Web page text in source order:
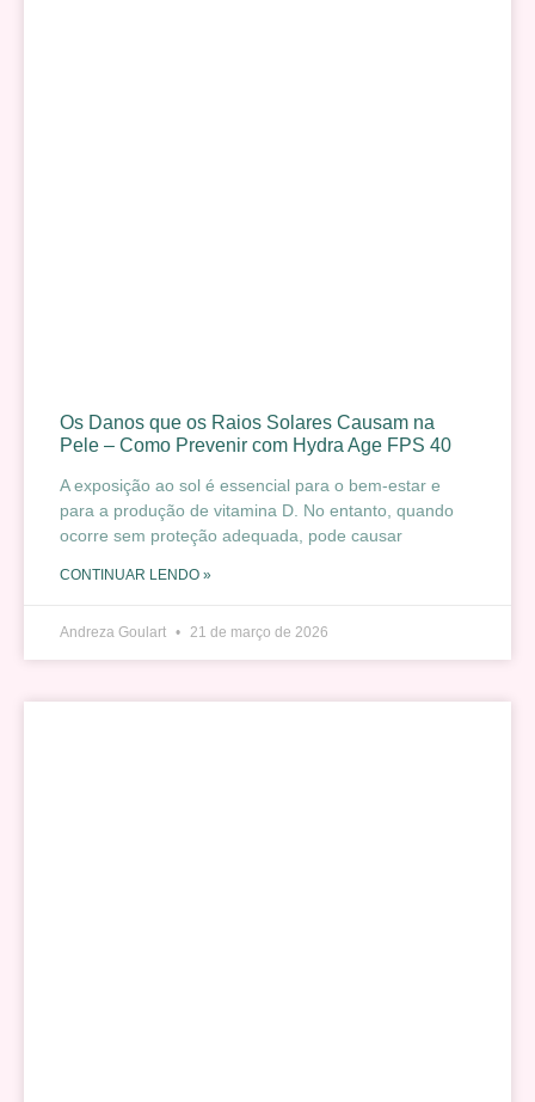
Os Danos que os Raios Solares Causam na
Pele – Como Prevenir com Hydra Age FPS 40
A exposição ao sol é essencial para o bem-estar e
para a produção de vitamina D. No entanto, quando
ocorre sem proteção adequada, pode causar
CONTINUAR LENDO »
Andreza Goulart 21 de março de 2026